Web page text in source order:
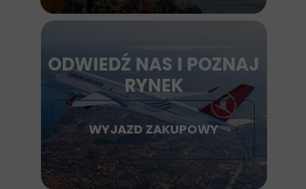
ODWIEDŹ NAS I POZNAJ
RYNEK
WYJAZD ZAKUPOWY